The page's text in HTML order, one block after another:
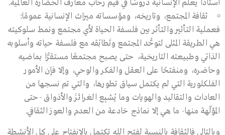
أستاذًا يعلم الإنسانية دروسًا في قيم رحاب معارف الحضارة العالمية.
ثقافة المجتمع، وتاريخه، ومؤسساته ميراث الإنسانية عمومًا:
فعملية التأثير والتأثر بين فلسفة الحياة لأي مجتمع ونمط سلوكيته
هي الطريقة المثلى لتوحُّد المجتمع وتَطابُقه مع فلسفة حياته وأسلوبه
الذاتي وطبيعته التاريخية، حتى يصبح مجتمعًا مستقرًّا بماضيه
وحاضره، ومنفتحًا على العقل والفكر والوحي، وإلا فإن الأمور
الفلكلورية التي لم يكتمل سياق تطورها، والتي تم نسجها من
العادات والتقاليد والهويات وما يُشبِع الغرائزَ والأذواق -حتى
المؤلّهة منها- ما هي إلا نماذج خادعة من العدم والعوز الثقافي.
وبالتالي فالثقافة بالنسبة لفتح الله تكتمل بالانفتاح على كل الأنشطة